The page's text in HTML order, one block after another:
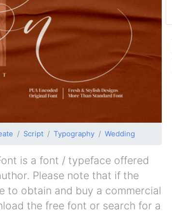
Script Typography Wedding
is a font / typeface offered
Please note that if the
to obtain and buy a commercial
the free font or search for a